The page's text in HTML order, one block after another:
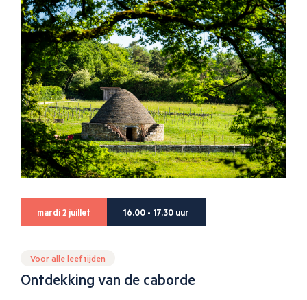
mardi 2 juillet 16.00 - 17.30 uur
Voor alle leeftijden
Ontdekking van de caborde